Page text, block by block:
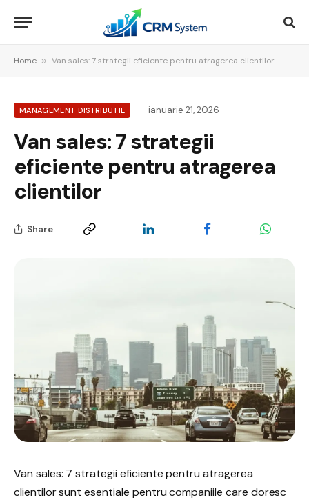
Home » Van sales: 7 strategii eficiente pentru atragerea clientilor
MANAGEMENT DISTRIBUTIE ianuarie 21, 2026
Van sales: 7 strategii
eficiente pentru atragerea
clientilor
Share
Van sales: 7 strategii eficiente pentru atragerea
clientilor sunt esentiale pentru companiile care doresc